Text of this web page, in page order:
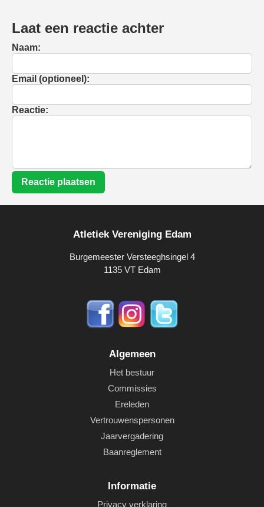
Laat een reactie achter
Naam:
Email (optioneel):
Reactie:
Reactie plaatsen
Atletiek Vereniging Edam
Burgemeester Versteeghsingel 4
1135 VT Edam
Algemeen
Het bestuur
Commissies
Ereleden
Vertrouwenspersonen
Jaarvergadering
Baanreglement
Informatie
Privacy verklaring